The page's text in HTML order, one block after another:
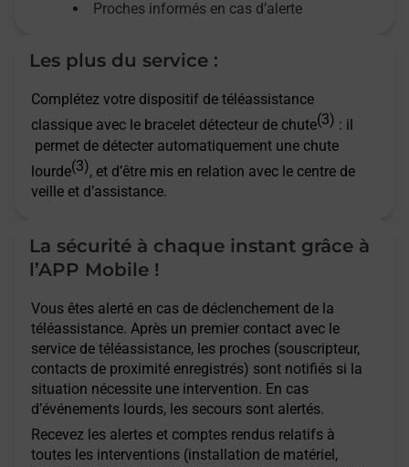
Proches informés en cas d’alerte
Les plus du service :
Complétez votre dispositif de téléassistance
classique avec le bracelet détecteur de chute(3) : il
permet de détecter automatiquement une chute
lourde(3), et d’être mis en relation avec le centre de
veille et d’assistance.
La sécurité à chaque instant grâce à
l’APP Mobile !
Vous êtes alerté en cas de déclenchement de la
téléassistance. Après un premier contact avec le
service de téléassistance, les proches (souscripteur,
contacts de proximité enregistrés) sont notifiés si la
situation nécessite une intervention. En cas
d’événements lourds, les secours sont alertés.
Recevez les alertes et comptes rendus relatifs à
toutes les interventions (installation de matériel,